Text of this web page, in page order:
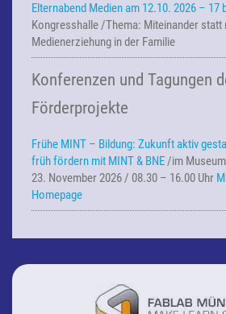
Elternabend Medien am 12.10. 2026 – 17
Kongresshalle /Thema: Miteinander statt
Medienerziehung in der Familie
Konferenzen und Tagungen
Förderprojekte
Frühe MINT – Bildung: Zukunft aktiv
früh fördern mit MINT & BNE/im
23. November 2026 / 08.30 – 16.00 Uhr
Homepage